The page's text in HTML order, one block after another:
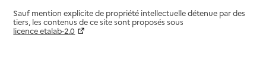
Sauf mention explicite de propriété intellectuelle détenue par des
tiers, les contenus de ce site sont proposés sous
licence etalab-2.0